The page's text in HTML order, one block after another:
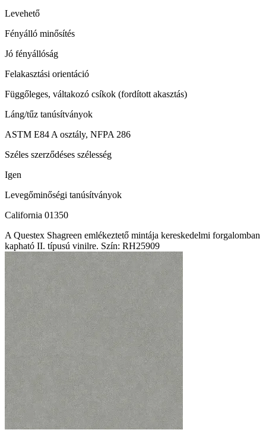
Levehető
Fényálló minősítés
Jó fényállóság
Felakasztási orientáció
Függőleges, váltakozó csíkok (fordított akasztás)
Láng/tűz tanúsítványok
ASTM E84 A osztály, NFPA 286
Széles szerződéses szélesség
Igen
Levegőminőségi tanúsítványok
California 01350
A Questex Shagreen emlékeztető mintája kereskedelmi forgalomban
kapható II. típusú vinilre. Szín: RH25909